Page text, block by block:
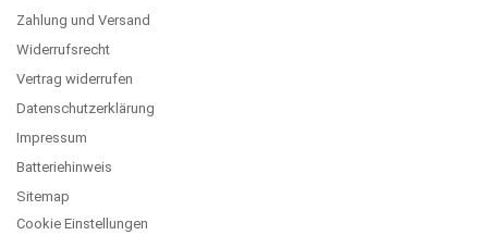
Zahlung und Versand
Widerrufsrecht
Vertrag widerrufen
Datenschutzerklärung
Impressum
Batteriehinweis
Sitemap
Cookie Einstellungen